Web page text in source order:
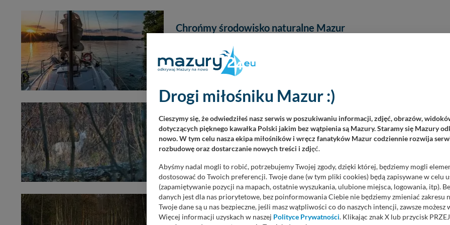
Chrońmy środowisko naturalne Mazur
Mazury są pięknym i jeszcze w wielu miejscach dzikim regionem, gdzie można znaleźć
spokój i samotność – jednocześnie podziwiając piękno przyrody. Jednak każdy z nas musi
sobie zdawać sprawę, że o środowisko naturalne Mazur każdy z nas musi dbać.
Niezwykłe zwierzę zaobserwowane na Mazurach
BIEŻĄCE,9 grudnia 2020, odsłon 7795
Taki osobnik rodzi się w naszym kraju raz na kilka lat. Nic w tym dziwnego, że bardzo
członkowi Polskiego Związku Fotografów Przyrody.
Kontrowersje wokół przebudowy stawów pod Giżyckiem
Drogi miłośniku Mazur :)
Cieszymy się, że odwiedziłeś nasz serwis w poszukiwaniu informacji, zdjęć, obrazów,
dotyczących pięknego kawałka Polski jakim bez wątpienia są Mazury. Staramy się Mazury
nowo. W tym celu nasza ekipa miłośników i wręcz fanatyków Mazur codziennie rozwija
rozbudowę oraz dostarczanie nowych treści i zdjęć.
Abyśmy nadal mogli to robić, potrzebujemy Twojej zgody, dzięki której, będziemy mogli
dostosować do Twoich preferencji. Twoje dane (w tym pliki cookies) będą zapisywane w celu
(zapamiętywanie pozycji na mapach, ostatnie wyszukania, ulubione miejsca, logowania, itp).
danych jest dla nas priorytetowe, bez poinformowania Ciebie nie będziemy zmieniać zakresu
Twoje dane są u nas bezpieczne, jeśli masz wątpliwości co do naszych intencji, zawsze możesz
Więcej informacji uzyskach w naszej Polityce Prywatności. Klikając znak X lub przycisk